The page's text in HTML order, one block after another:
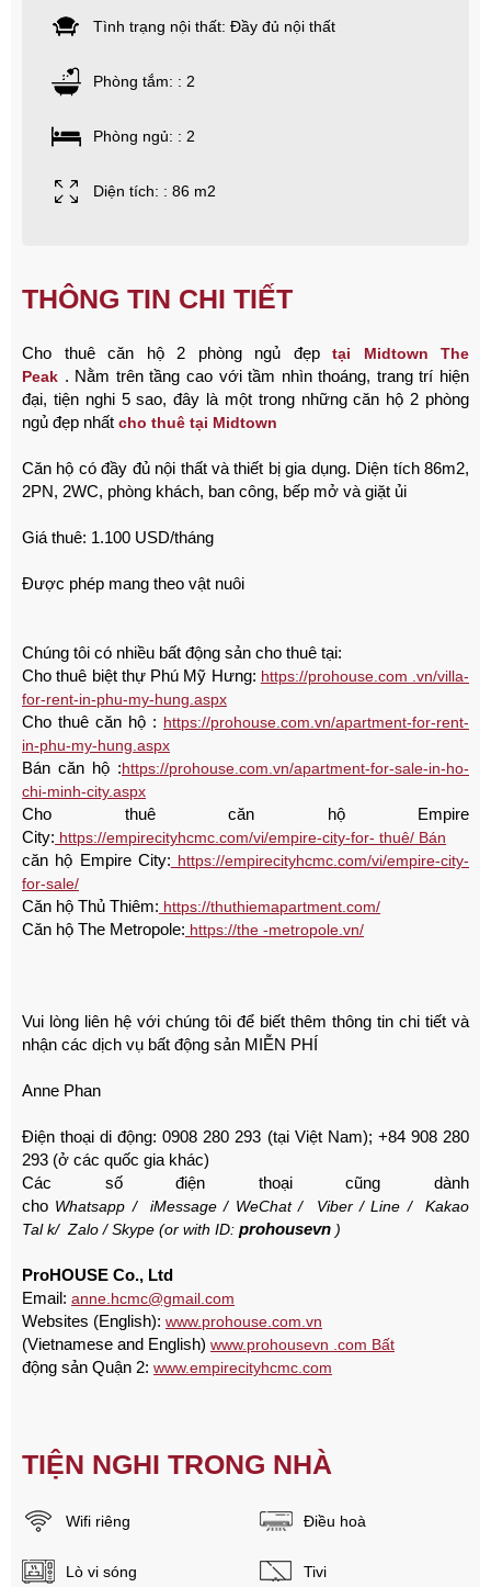
Tình trạng nội thất: Đầy đủ nội thất
Phòng tắm: : 2
Phòng ngủ: : 2
Diện tích: : 86 m2
THÔNG TIN CHI TIẾT
Cho thuê căn hộ 2 phòng ngủ đẹp tại Midtown The
Peak . Nằm trên tầng cao với tầm nhìn thoáng, trang trí hiện
đại, tiện nghi 5 sao, đây là một trong những căn hộ 2 phòng
ngủ đẹp nhất cho thuê tại Midtown
Căn hộ có đầy đủ nội thất và thiết bị gia dụng. Diện tích 86m2,
2PN, 2WC, phòng khách, ban công, bếp mở và giặt ủi
Giá thuê: 1.100 USD/tháng
Được phép mang theo vật nuôi
Chúng tôi có nhiều bất động sản cho thuê tại:
Cho thuê biệt thự Phú Mỹ Hưng: https://prohouse.com .vn/villa-
for-rent-in-phu-my-hung.aspx
Cho thuê căn hộ : https://prohouse.com.vn/apartment-for-rent-
in-phu-my-hung.aspx
Bán căn hộ :https://prohouse.com.vn/apartment-for-sale-in-ho-
chi-minh-city.aspx
Cho thuê căn hộ Empire
City: https://empirecityhcmc.com/vi/empire-city-for- thuê/ Bán
căn hộ Empire City: https://empirecityhcmc.com/vi/empire-city-
for-sale/
Căn hộ Thủ Thiêm: https://thuthiemapartment.com/
Căn hộ The Metropole: https://the -metropole.vn/
Vui lòng liên hệ với chúng tôi để biết thêm thông tin chi tiết và
nhận các dịch vụ bất động sản MIỄN PHÍ
Anne Phan
Điện thoại di động: 0908 280 293 (tại Việt Nam); +84 908 280
293 (ở các quốc gia khác)
Các số điện thoại cũng dành
cho Whatsapp/ iMessage/ WeChat/ Viber/Line/
Kakao
Talk/ Zalo/ Skype (or with ID: prohousevn )
ProHOUSE Co., Ltd
Email: anne.hcmc@gmail.com
Websites (English): www.prohouse.com.vn
(Vietnamese and English) www.prohousevn .com Bất
động sản Quận 2: www.empirecityhcmc.com
TIỆN NGHI TRONG NHÀ
Wifi riêng Điều hoà
Lò vi sóng Tivi